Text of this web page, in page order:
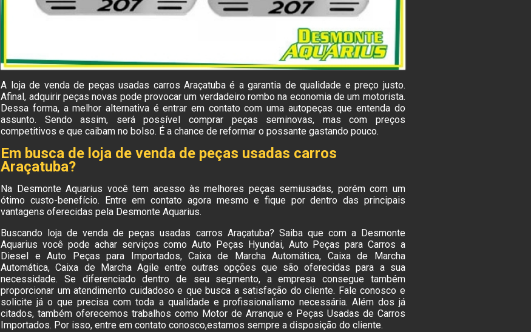
A loja de venda de peças usadas carros Araçatuba é a garantia de qualidade e preço justo.
Afinal, adquirir peças novas pode provocar um verdadeiro rombo na economia de um motorista.
Dessa forma, a melhor alternativa é entrar em contato com uma autopeças que entenda do
assunto. Sendo assim, será possível comprar peças seminovas, mas com preços
competitivos e que caibam no bolso. É a chance de reformar o possante gastando pouco.
Em busca de loja de venda de peças usadas carros
Araçatuba?
Na Desmonte Aquarius você tem acesso às melhores peças semiusadas, porém com um
ótimo custo-benefício. Entre em contato agora mesmo e fique por dentro das principais
vantagens oferecidas pela Desmonte Aquarius.
Buscando loja de venda de peças usadas carros Araçatuba? Saiba que com a Desmonte
Aquarius você pode achar serviços como Auto Peças Hyundai, Auto Peças para Carros a
Diesel e Auto Peças para Importados, Caixa de Marcha Automática, Caixa de Marcha
Automática, Caixa de Marcha Agile entre outras opções que são oferecidas para a sua
necessidade. Se diferenciado dentro de seu segmento, a empresa consegue também
proporcionar um atendimento cuidadoso e que busca a satisfação do cliente. Fale conosco e
solicite já o que precisa com toda a qualidade e profissionalismo necessária. Além dos já
citados, também oferecemos trabalhos como Motor de Arranque e Peças Usadas de Carros
Importados. Por isso, entre em contato conosco,estamos sempre a disposição do cliente.